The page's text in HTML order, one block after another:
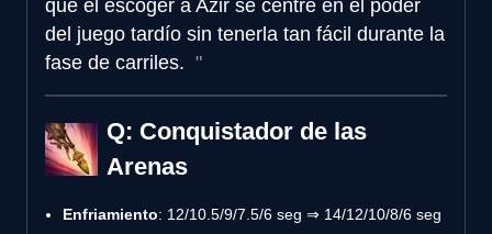
que el escoger a Azir se centre en el poder
del juego tardío sin tenerla tan fácil durante la
fase de carriles.
Q: Conquistador de las
Arenas
Enfriamiento: 12/10.5/9/7.5/6 seg ⇒ 14/12/10/8/6 seg